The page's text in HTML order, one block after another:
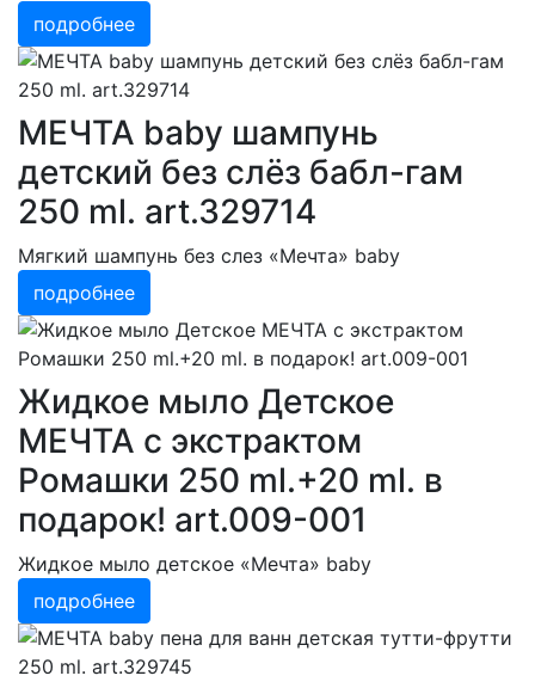
подробнее
МЕЧТА baby шампунь
детский без слёз бабл-гам
250 ml. art.329714
Мягкий шампунь без слез «Мечта» baby
подробнее
Жидкое мыло Детское
МЕЧТА с экстрактом
Ромашки 250 ml.+20 ml. в
подарок! art.009-001
Жидкое мыло детское «Мечта» baby
подробнее